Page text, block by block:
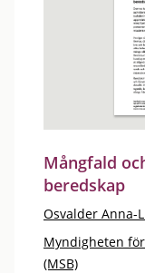
Mångfald
beredskap
Osvalder Anna-
Myndigheten
(MSB)